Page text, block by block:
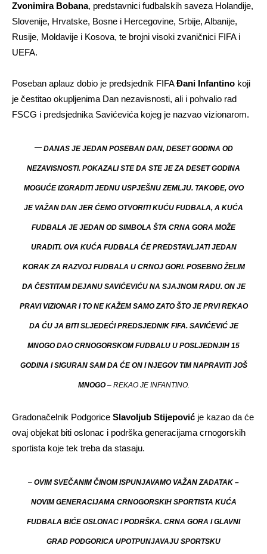
Zvonimira Bobana, predstavnici fudbalskih saveza Holandije,
Slovenije, Hrvatske, Bosne i Hercegovine, Srbije, Albanije,
Rusije, Moldavije i Kosova, te brojni visoki zvaničnici FIFA i
UEFA.
Poseban aplauz dobio je predsjednik FIFAĐani Infantino koji
je čestitao okupljenima Dan nezavisnosti, ali i pohvalio rad
FSCG i predsjednika Savićevića kojeg je nazvao vizionarom.
– DANAS JE JEDAN POSEBAN DAN, DESET GODINA OD
NEZAVISNOSTI. POKAZALI STE DA STE JE ZA DESET GODINA
MOGUĆE IZGRADITI JEDNU USPJEŠNU ZEMLJU. TAKOĐE, OVO
JE VAŽAN DAN JER ĆEMO OTVORITI KUĆU FUDBALA, A KUĆA
FUDBALA JE JEDAN OD SIMBOLA ŠTA CRNA GORA MOŽE
URADITI. OVA KUĆA FUDBALA ĆE PREDSTAVLJATI JEDAN
KORAK ZA RAZVOJ FUDBALA U CRNOJ GORI. POSEBNO ŽELIM
DA ČESTITAM DEJANU SAVIĆEVIĆU NA SJAJNOM RADU. ON JE
PRAVI VIZIONAR I TO NE KAŽEM SAMO ZATO ŠTO JE PRVI REKAO
DA ĆU JA BITI SLJEDEĆI PREDSJEDNIK FIFA. SAVIĆEVIĆ JE
MNOGO DAO CRNOGORSKOM FUDBALU U POSLJEDNJIH 15
GODINA I SIGURAN SAM DA ĆE ON I NJEGOV TIM NAPRAVITI JOŠ
MNOGO– REKAO JE INFANTINO.
Gradonačelnik Podgorice Slavoljub Stijepović je kazao da će
ovaj objekat biti oslonac i podrška generacijama crnogorskih
sportista koje tek treba da stasaju.
– OVIM SVEČANIM ČINOM ISPUNJAVAMO VAŽAN ZADATAK –
NOVIM GENERACIJAMA CRNOGORSKIH SPORTISTA KUĆA
FUDBALA BIĆE OSLONAC I PODRŠKA. CRNA GORA I GLAVNI
GRAD PODGORICA UPOTPUNJAVAJU SPORTSKU